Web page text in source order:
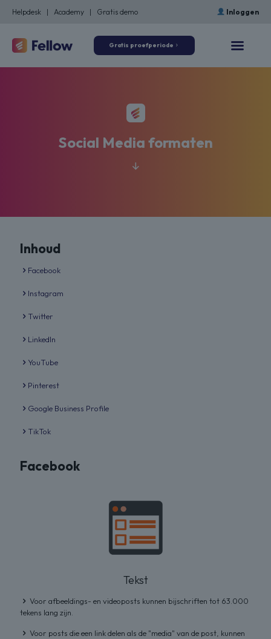
Helpdesk | Academy | Gratis demo Inloggen
Gratis proefperiode
Social Media formaten
Inhoud
Facebook
Instagram
Twitter
LinkedIn
YouTube
Pinterest
Google Business Profile
TikTok
Facebook
Tekst
Voor afbeeldings- en videoposts kunnen bijschriften tot 63.000
tekens lang zijn.
Voor posts die een link delen als de "media" van de post, kunnen